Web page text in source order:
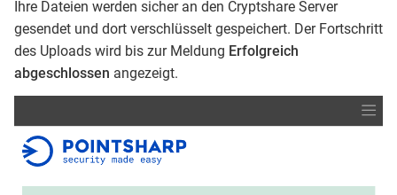
Ihre Dateien werden sicher an den Cryptshare Server
gesendet und dort verschlüsselt gespeichert. Der Fortschritt
des Uploads wird bis zur Meldung Erfolgreich
abgeschlossen angezeigt.